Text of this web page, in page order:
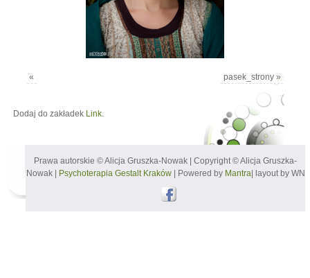
« pasek_strony»
Dodaj do zakładek Link.
Prawa autorskie © Alicja Gruszka-Nowak | Copyright © Alicja Gruszka-
Nowak |
Psychoterapia Gestalt Kraków| Powered by Mantra| layout by WN